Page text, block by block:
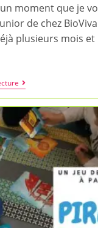
moment que je
de chez
plusieurs mois
Bioviva
Junior
Pour
Découvrir
Le
Monde
Dès
5
Ans